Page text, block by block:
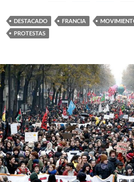
DESTACADO FRANCIA
PROTESTAS